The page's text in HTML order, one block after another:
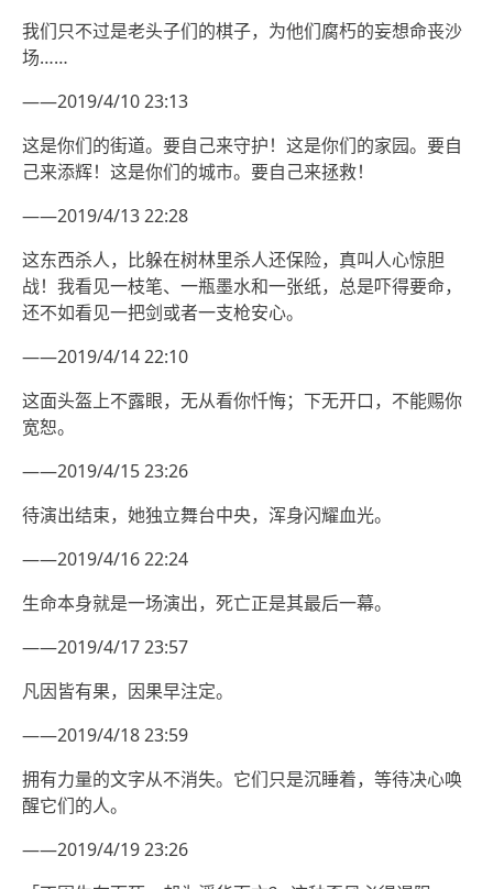
我们只不过是老头子们的棋子，为他们腐朽的妄想命丧沙
场……
——2019/4/10 23:13
这是你们的街道。要自己来守护！这是你们的家园。要自
己来添辉！这是你们的城市。要自己来拯救！
——2019/4/13 22:28
这东西杀人，比躲在树林里杀人还保险，真叫人心惊胆
战！我看见一枝笔、一瓶墨水和一张纸，总是吓得要命，
还不如看见一把剑或者一支枪安心。
——2019/4/14 22:10
这面头盔上不露眼，无从看你忏悔；下无开口，不能赐你
宽恕。
——2019/4/15 23:26
待演出结束，她独立舞台中央，浑身闪耀血光。
——2019/4/16 22:24
生命本身就是一场演出，死亡正是其最后一幕。
——2019/4/17 23:57
凡因皆有果，因果早注定。
——2019/4/18 23:59
拥有力量的文字从不消失。它们只是沉睡着，等待决心唤
醒它们的人。
——2019/4/19 23:26